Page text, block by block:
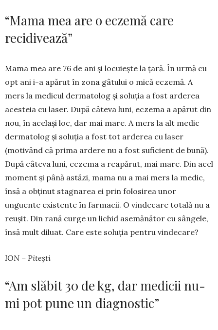
“Mama mea are o eczemă care
recidivează”
Mama mea are 76 de ani și locuiește la țară. În urmă cu
opt ani i-a apărut în zona gâtului o mică ecze­mă. A
mers la medicul dermatolog și soluția a fost ar­derea
acesteia cu laser. După câteva luni, eczema a apărut din
nou, în același loc, dar mai mare. A mers la alt medic
dermatolog și soluția a fost tot arderea cu laser
(motivând că prima ardere nu a fost suficient de bună).
După câteva luni, eczema a reapărut, mai mare. Din acel
moment și până astăzi, mama nu a mai mers la medic,
însă a obținut stagnarea ei prin folosirea unor
unguente existente în farmacii. O vindecare totală nu a
reușit. Din rană curge un lichid asemănător cu sângele,
însă mult diluat. Care este soluția pentru vin­decare?
ION – Pitești
“Am slăbit 30 de kg, dar medicii nu-
mi pot pune un diagnostic”